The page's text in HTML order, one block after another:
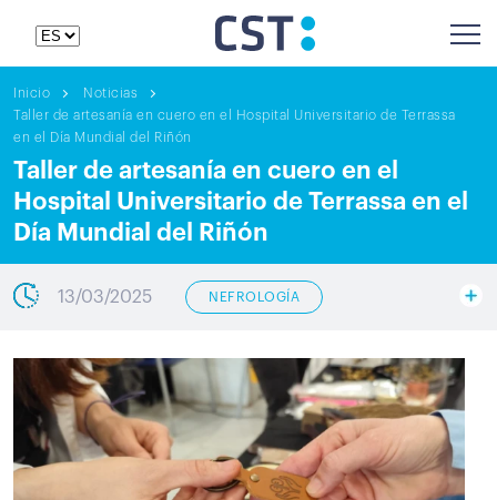
Inicio
Noticias
Taller de artesanía en cuero en el Hospital Universitario de Terrassa
en el Día Mundial del Riñón
Taller de artesanía en cuero en el
Hospital Universitario de Terrassa en el
Día Mundial del Riñón
13/03/2025 NEFROLOGÍA